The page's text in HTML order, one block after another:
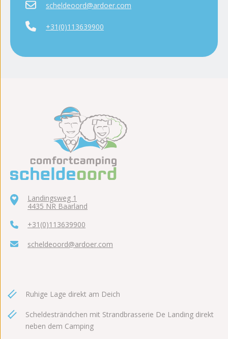
scheldeoord@ardoer.com
+31(0)113639900
Landingsweg 1
4435 NR Baarland
+31(0)113639900
scheldeoord@ardoer.com
Ruhige Lage direkt am Deich
Scheldesträndchen mit Strandbrasserie De Landing direkt
neben dem Camping